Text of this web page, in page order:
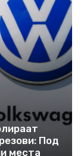
Под
места